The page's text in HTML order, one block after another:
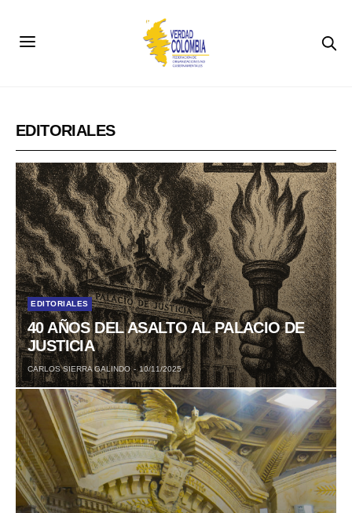
EDITORIALES
EDITORIALES
40 AÑOS DEL ASALTO AL PALACIO DE
JUSTICIA
CARLOS SIERRA GALINDO 10/11/2025